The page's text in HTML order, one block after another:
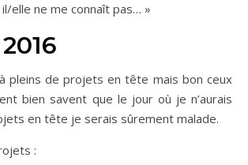
elle ne me connaît pas… »
pleins de projets en tête mais bon ceux
bien savent que le jour où je n’aurais
en tête je serais sûrement malade.
: